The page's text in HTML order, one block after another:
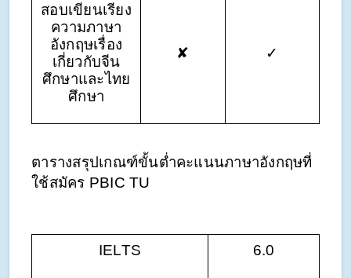
สอบเขียนเรียง
ความภาษา
อังกฤษเรื่อง
เกี่ยวกับจีน
ศึกษาและไทย
ศึกษา
✘ ✓
ตารางสรุปเกณฑ์ขั้นต่ำคะแนนภาษาอังกฤษที่
ใช้สมัคร PBIC TU
IELTS 6.0